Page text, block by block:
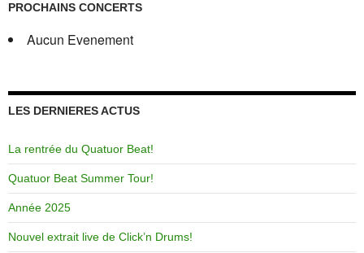
PROCHAINS CONCERTS
Aucun Evenement
LES DERNIERES ACTUS
La rentrée du Quatuor Beat!
Quatuor Beat Summer Tour!
Année 2025
Nouvel extrait live de Click’n Drums!